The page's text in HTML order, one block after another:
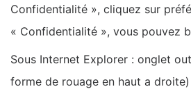
Confidentialité », cliquez sur
« Confidentialité », vous pouvez
Sous Internet Explorer : onglet
forme de rouage en haut a